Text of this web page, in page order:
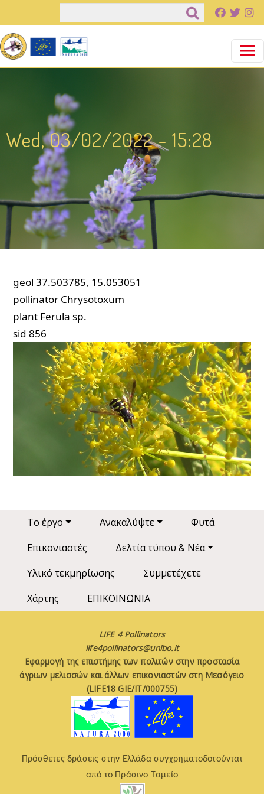
Παράκαμψη προς το κυρίως περιεχόμενο
Wed, 03/02/2022 - 15:28
geol 37.503785, 15.053051
pollinator Chrysotoxum
plant Ferula sp.
sid 856
Main navigation
Το έργο Ανακαλύψτε
Φυτά
Επικονιαστές
Δελτία τύπου & Νέα
Υλικό τεκμηρίωσης
Συμμετέχετε
Χάρτης
ΕΠΙΚΟΙΝΩΝΙΑ
LIFE 4 Pollinators
life4pollinators@unibo.it
Εφαρμογή της επιστήμης των πολιτών στην προστασία
άγριων μελισσών και άλλων επικονιαστών στη Μεσόγειο
(LIFE18 GIE/IT/000755)
Πρόσθετες δράσεις στην Ελλάδα συγχρηματοδοτούνται
από το Πράσινο Ταμείο